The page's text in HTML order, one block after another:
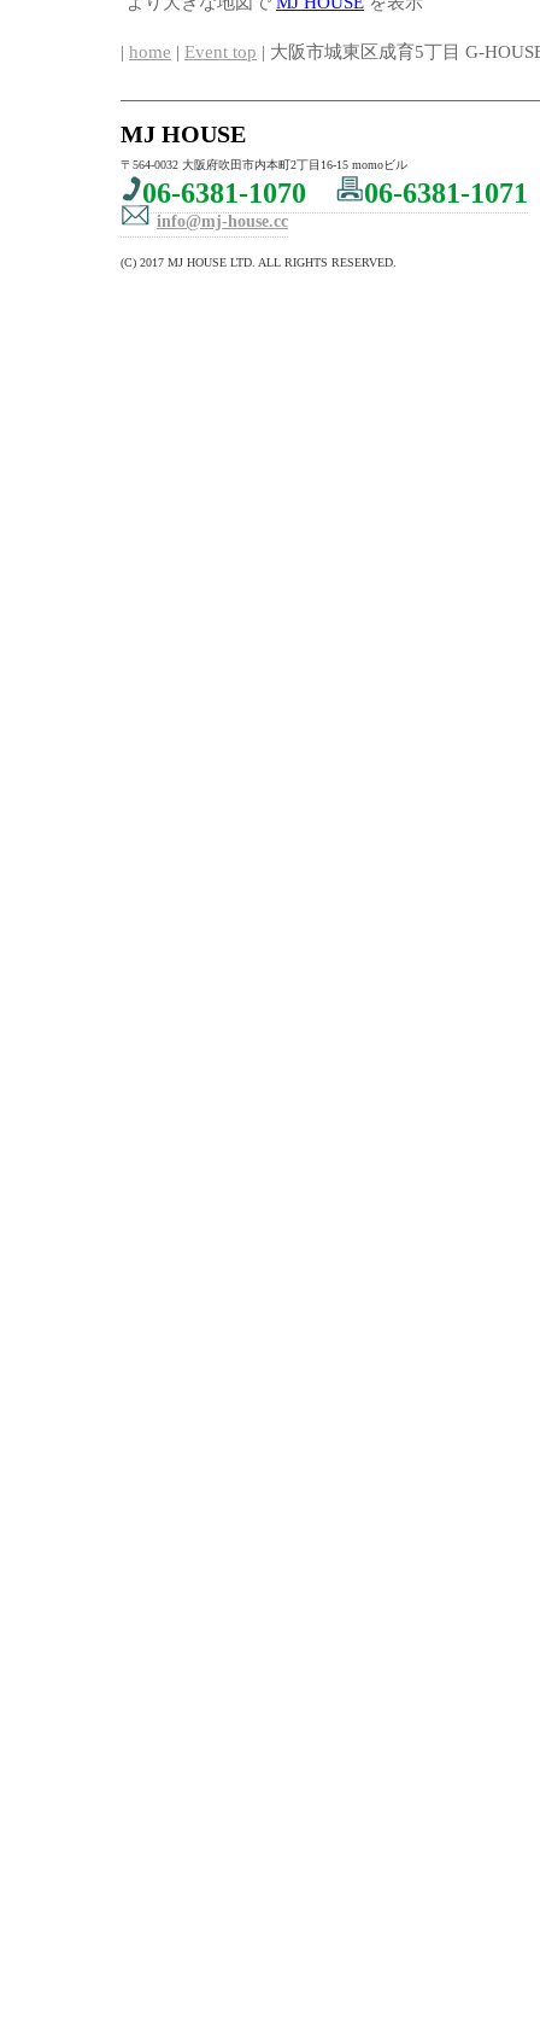
| home | Event top | 大阪市城東区成育5丁目 G-
MJ HOUSE
〒564-0032 大阪府吹田市内本町2丁目16-15 momoビル
06-6381-1070 06-6381-1071
info@mj-house.cc
(C) 2017 MJ HOUSE LTD. ALL RIGHTS RESERVED.